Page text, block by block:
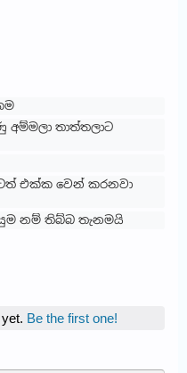
අම්මලා තාත්තලාට
එක්ක වෙන් කරනවා
නම් තිබ්බ තැනමයි
Be the first one!